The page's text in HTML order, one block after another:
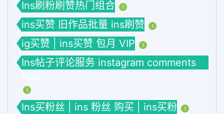
Ins刷粉刷赞热门组合 1
ins买赞 旧作品批量 ins刷赞 1
ig买赞 | ins买赞 包月 VIP 1
Ins帖子评论服务 instagram comments
1
Ins买粉丝 | ins 粉丝 购买 | ins买粉 1